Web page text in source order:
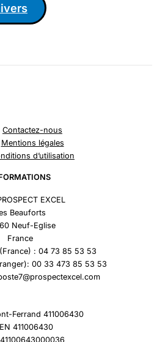
Contactez-nous
Mentions légales
d’utilisation
EXCEL
Beauforts
Neuf-Eglise
France
: 04 73 85 53 53
00 33 473 85 53 53
Ferrand 411006430
411006430
41100643000036